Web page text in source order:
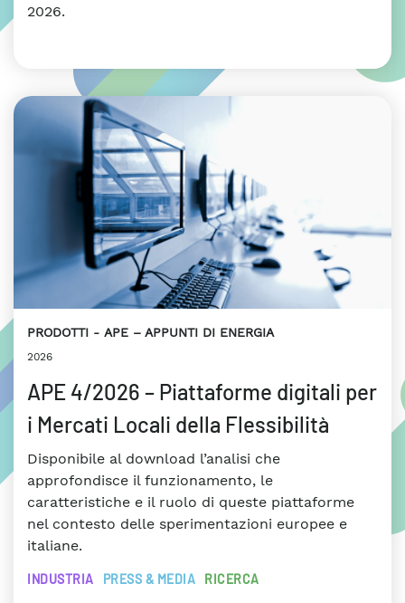
2026.
PRODOTTI APE – APPUNTI DI ENERGIA
2026
APE 4/2026 – Piattaforme digitali per
i Mercati Locali della Flessibilità
Disponibile al download l’analisi che
approfondisce il funzionamento, le
caratteristiche e il ruolo di queste piattaforme
nel contesto delle sperimentazioni europee e
italiane.
INDUSTRIA PRESS & MEDIA RICERCA